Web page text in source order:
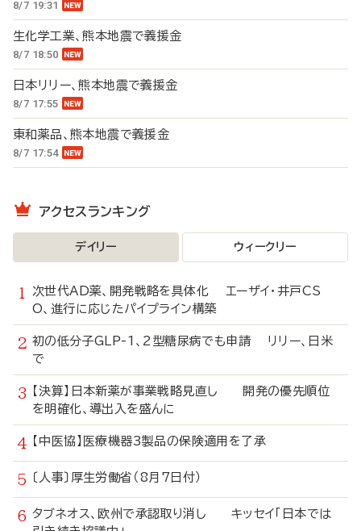
8/7 19:31
生化学工業、熊本地震で義援金
8/7 18:50
日本リリー、熊本地震で義援金
8/7 17:55
東和薬品、熊本地震で義援金
8/7 17:54
アクセスランキング
デイリー ウィークリー
次世代AD薬、開発戦略を具体化 エーザイ・井戸CS
O、進行に応じたパイプライン構築
初の低分子GLP-1、2型糖尿病でも申請 リリー、日米
で
【決算】日本新薬が事業戦略見直し 開発の優先順位
を明確化、導出入を盛んに
【中医協】医療機器3製品の保険適用を了承
〔人事〕厚生労働省（8月7日付）
タブネオス、欧州で承認取り消し キッセイ「日本では